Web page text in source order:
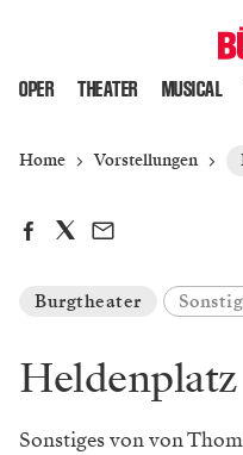
OPER THEATER MUSICAL
Home Vorstellungen
Burgtheater
Heldenplatz
Sonstiges von von